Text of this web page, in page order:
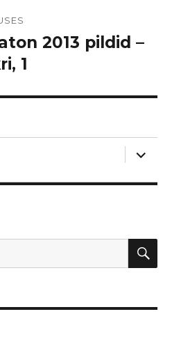
2013 pildid –
1
laienda